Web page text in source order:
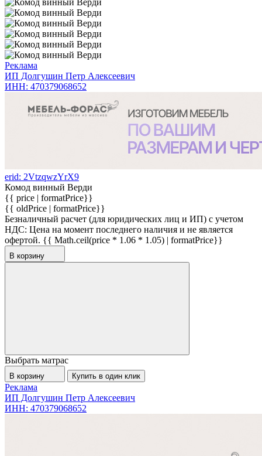
Реклама
ИП Долгушин Петр Алексеевич
ИНН: 470379068652
erid: 2VtzqwzYrX9
Комод винный Верди
{{ price | formatPrice}}
{{ oldPrice | formatPrice}}
Безналичный расчет (для юридических лиц и ИП) с учетом
НДС: Цена на момент последнего наличия и не является
офертой. {{ Math.ceil(price * 1.06 * 1.05) | formatPrice}}
В корзину
Выбрать матрас
В корзину Купить в один клик
Реклама
ИП Долгушин Петр Алексеевич
ИНН: 470379068652